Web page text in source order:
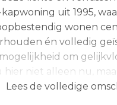
uit 1995,
wonen
én volledig
om
hier niet alleen nu,
kunt blijven
Lees de volledige